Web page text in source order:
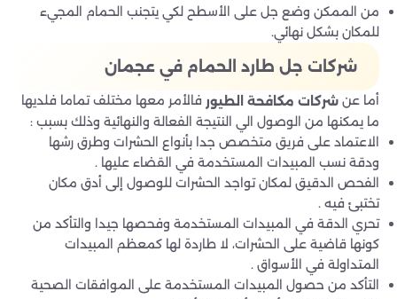
من الممكن وضع جل على الأسطح لكي يتجنب الحمام المجيء
للمكان بشكل نهائي.
شركات جل طارد الحمام في عجمان
أما عن شركات مكافحة الطيور فالأمر معها مختلف تماما فلديها
ما يمكنها من الوصول الي النتيجة الفعالة والنهائية وذلك بسبب :
الاعتماد على فريق متخصص جدا بأنواع الحشرات وطرق رشها
ودقة نسب المبيدات المستخدمة في القضاء عليها .
الفحص الدقيق لمكان تواجد الحشرات للوصول إلى أدق مكان
تختبئ فيه .
تحري الدقة في المبيدات المستخدمة وفحصها جيدا والتأكد من
كونها قاضية على الحشرات، لا طاردة لها كمعظم المبيدات
المتداولة في الأسواق .
التأكد من حصول المبيدات المستخدمة على الموافقات الصحية